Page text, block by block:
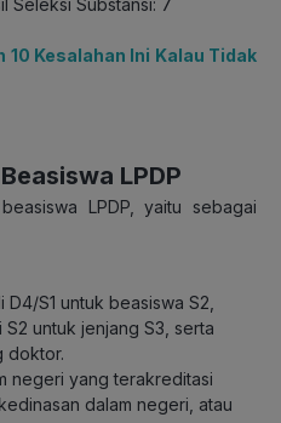
10 Kesalahan Ini Kalau Tidak
LPDP
LPDP, yaitu sebagai
S1 untuk beasiswa S2,
untuk jenjang S3, serta
doktor.
negeri yang terakreditasi
dalam negeri, atau